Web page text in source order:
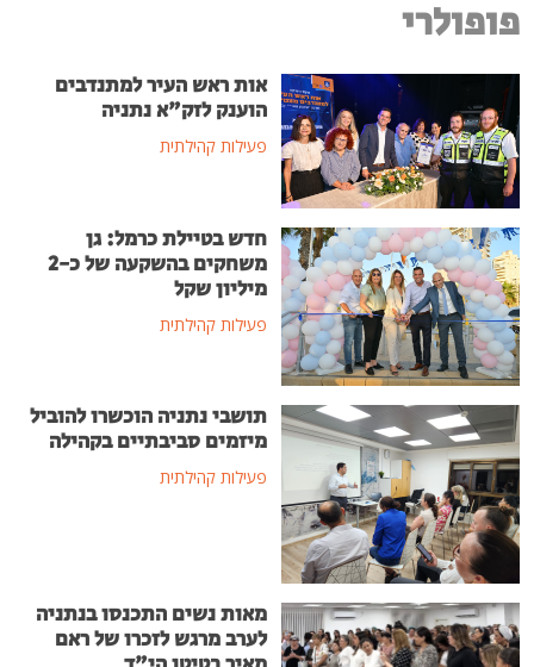
פופולרי
אות ראש העיר למתנדבים
הוענק לזק"א נתניה
פעילות קהילתית
חדש בטיילת כרמל: גן
משחקים בהשקעה של כ-2
מיליון שקל
פעילות קהילתית
תושבי נתניה הוכשרו להוביל
מיזמים סביבתיים בקהילה
פעילות קהילתית
מאות נשים התכנסו בנתניה
לערב מרגש לזכרו של ראם